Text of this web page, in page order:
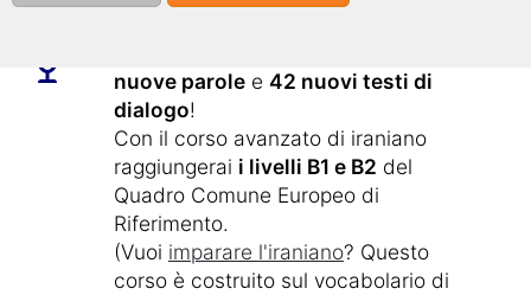
nuove parole e 42 nuovi testi di
dialogo!
Con il corso avanzato di iraniano
raggiungerai i livelli B1 e B2 del
Quadro Comune Europeo di
Riferimento.
(Vuoi imparare l'iraniano? Questo
corso è costruito sul vocabolario di